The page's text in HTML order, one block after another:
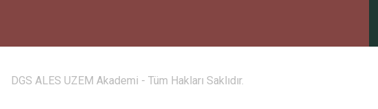
DGS ALES UZEM Akademi - Tüm Hakları Saklıdır.